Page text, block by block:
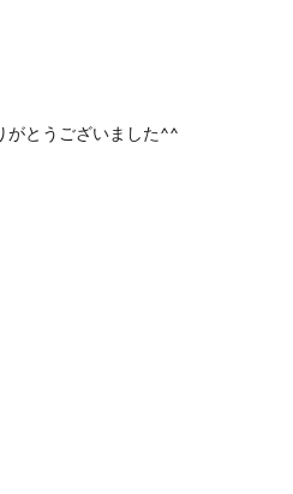
がとうございました^^